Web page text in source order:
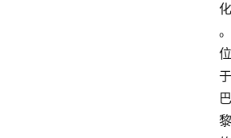
化
。
位
于
巴
黎